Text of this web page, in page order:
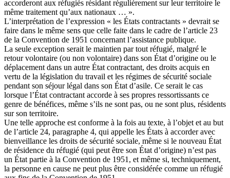
accorderont aux réfugiés résidant régulièrement sur leur territoire le
même traitement qu’aux nationaux … ».
L’interprétation de l’expression « les États contractants » devrait se
faire dans le même sens que celle faite dans le cadre de l’article 23
de la Convention de 1951 concernant l’assistance publique.
La seule exception serait le maintien par tout réfugié, malgré le
retour volontaire (ou non volontaire) dans son État d’origine ou le
déplacement dans un autre État contractant, des droits acquis en
vertu de la législation du travail et les régimes de sécurité sociale
pendant son séjour légal dans son État d’asile. Ce serait le cas
lorsque l’État contractant accorde à ses propres ressortissants ce
genre de bénéfices, même s’ils ne sont pas, ou ne sont plus, résidents
sur son territoire.
Une telle approche est conforme à la fois au texte, à l’objet et au but
de l’article 24, paragraphe 4, qui appelle les États à accorder avec
bienveillance les droits de sécurité sociale, même si le nouveau État
de résidence du réfugié (qui peut être son État d’origine) n’est pas
un État partie à la Convention de 1951, et même si, techniquement,
la personne en cause ne peut plus être considérée comme un réfugié